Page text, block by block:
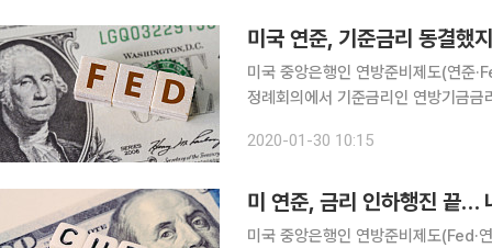
미국 연준, 기준금리 동결했
미국 중앙은행인 연방준비제도(연준
정례회의에서 기준금리인 연방기금
어 두차례 연속 ‘동결 모드’를 유지했
2020-01-30 10:15
미 연준, 금리 인하행진 끝…
미국 중앙은행인 연방준비제도(Fed·